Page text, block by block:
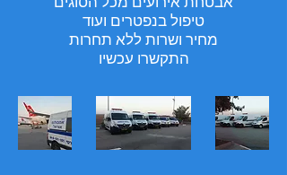
טיפול בנפטרים ועוד
מחיר ושרות ללא תחרות
התקשרו עכשיו